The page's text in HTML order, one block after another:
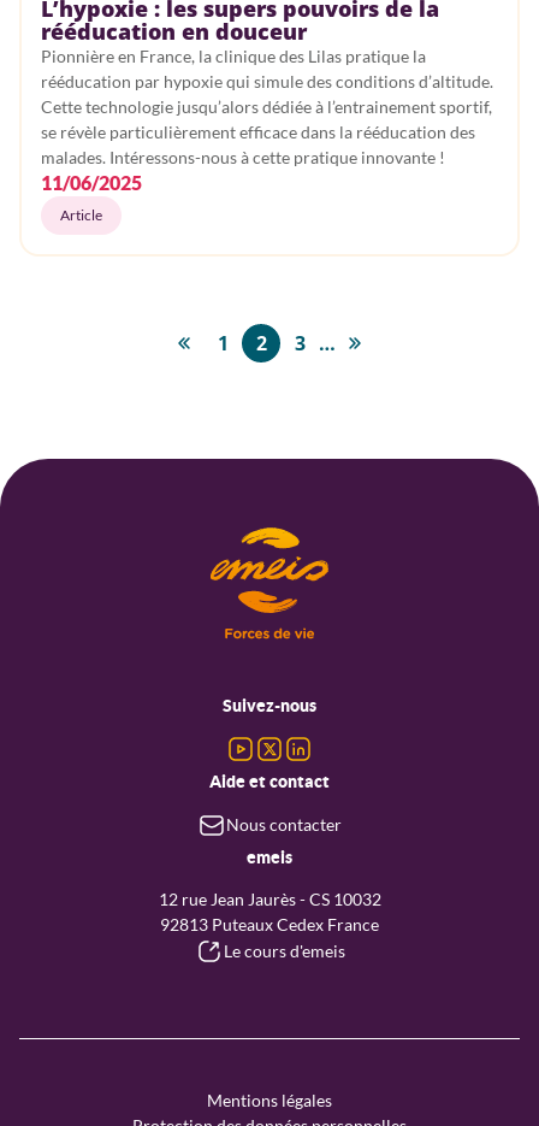
L’hypoxie : les supers pouvoirs de la
rééducation en douceur
Pionnière en France, la clinique des Lilas pratique la
rééducation par hypoxie qui simule des conditions d’altitude.
Cette technologie jusqu’alors dédiée à l’entrainement sportif,
se révèle particulièrement efficace dans la rééducation des
malades. Intéressons-nous à cette pratique innovante !
11/06/2025
Article
Pagination
Première
Page
1 Page
2 Page
3 …
Dernière
Suivez-nous
Aide et contact
Nous contacter
emeis
12 rue Jean Jaurès - CS 10032
92813 Puteaux Cedex France
Le cours d'emeis
Mentions légales